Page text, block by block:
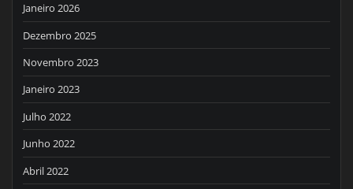
Janeiro 2026
Dezembro 2025
Novembro 2023
Janeiro 2023
Julho 2022
Junho 2022
Abril 2022